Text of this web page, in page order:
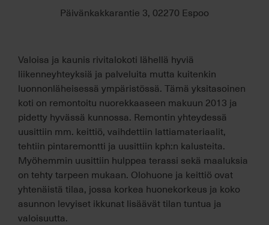
Päivänkakkarantie 3, 02270 Espoo
Valoisa ja kaunis rivitalokoti lähellä hyviä
liikenneyhteyksiä ja palveluita mutta kuitenkin
luonnonläheisessä ympäristössä. Tämä yksitasoinen
koti on remontoitu nuorekkaaseen makuun 2013 ja
pidetty hyvässä kunnossa. Remontin yhteydessä
uusittiin mm. keittiö, vaihdettiin lattiamateriaalit,
tehtiin pintaremontti ja uusittiin kph:n kalusteita.
Myöhemmin uusittiin hulppea terassi sekä maaluksia
on tehty tarpeen mukaan. Olohuone ja keittiö ovat
yhtenäistä tilaa, jossa korkea huonekorkeus ja koko
asunnon levyiset ikkunat lisäävät tilan tuntua ja
valoisuutta.